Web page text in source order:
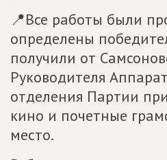
📍Все работы были
определены
получили от
Руководителя
отделения Партии
кино и почетные
место.